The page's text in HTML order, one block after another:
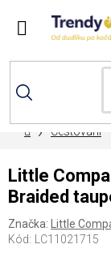
DomůCestování
Little
Braided
Značka:
Little
Kód:
LC11021715